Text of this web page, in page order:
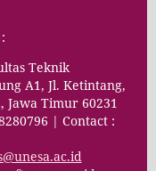
Teknik
A1, Jl. Ketintang,
Jawa Timur 60231
| Contact :